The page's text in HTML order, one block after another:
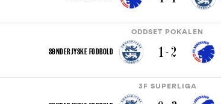
ODDSET POKALEN
SØNDERJYSKE FODBOLD 1 - 2
3F SUPERLIGA